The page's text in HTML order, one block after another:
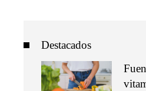
Destacados